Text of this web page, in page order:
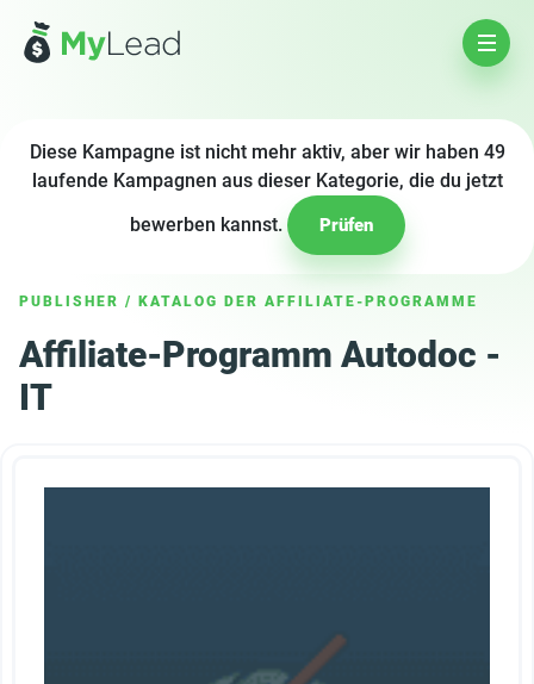
Diese Kampagne ist nicht mehr aktiv, aber wir haben 49
laufende Kampagnen aus dieser Kategorie, die du jetzt
bewerben kannst.
Prüfen
PUBLISHER / KATALOG DER AFFILIATE-PROGRAMME
Affiliate-Programm Autodoc -
IT